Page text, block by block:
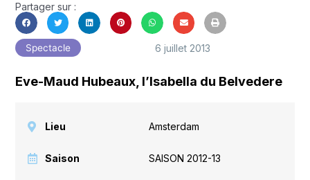
Partager sur :
Spectacle 6 juillet 2013
Eve-Maud Hubeaux, l’Isabella du Belvedere
Lieu Amsterdam
Saison SAISON 2012-13